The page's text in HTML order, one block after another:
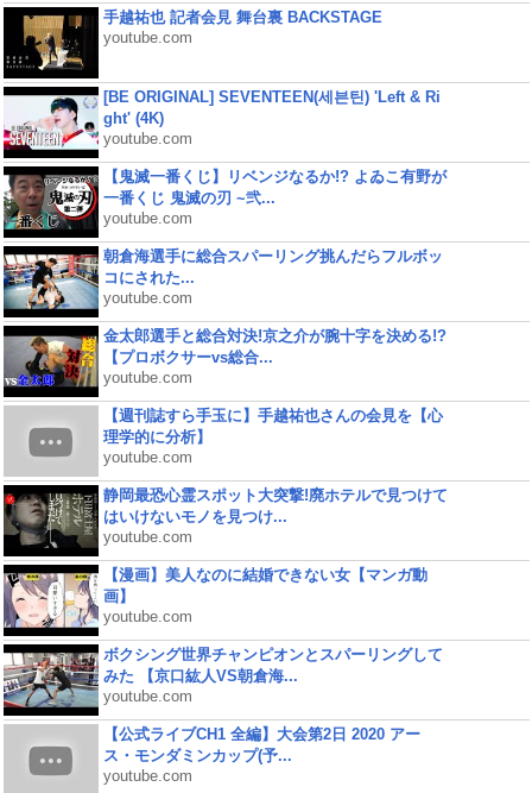
手越祐也 記者会見 舞台裏 BACKSTAGE
youtube.com
[BE ORIGINAL] SEVENTEEN(세븐틴) 'Left & Ri
ght' (4K)
youtube.com
【鬼滅一番くじ】リベンジなるか!? よゐこ有野が
一番くじ 鬼滅の刃 ~弐...
youtube.com
朝倉海選手に総合スパーリング挑んだらフルボッ
コにされた...
youtube.com
金太郎選手と総合対決!京之介が腕十字を決める!?
【プロボクサーvs総合...
youtube.com
【週刊誌すら手玉に】手越祐也さんの会見を【心
理学的に分析】
youtube.com
静岡最恐心霊スポット大突撃!廃ホテルで見つけて
はいけないモノを見つけ...
youtube.com
【漫画】美人なのに結婚できない女【マンガ動
画】
youtube.com
ボクシング世界チャンピオンとスパーリングして
みた 【京口紘人VS朝倉海...
youtube.com
【公式ライブCH1 全編】大会第2日 2020 アー
ス・モンダミンカップ(予...
youtube.com